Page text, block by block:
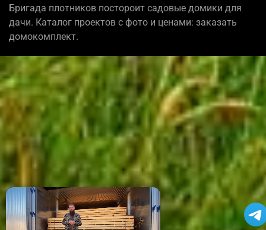
Бригада плотников постороит садовые домики для
дачи. Каталог проектов с фото и ценами: заказать
домокомплект.